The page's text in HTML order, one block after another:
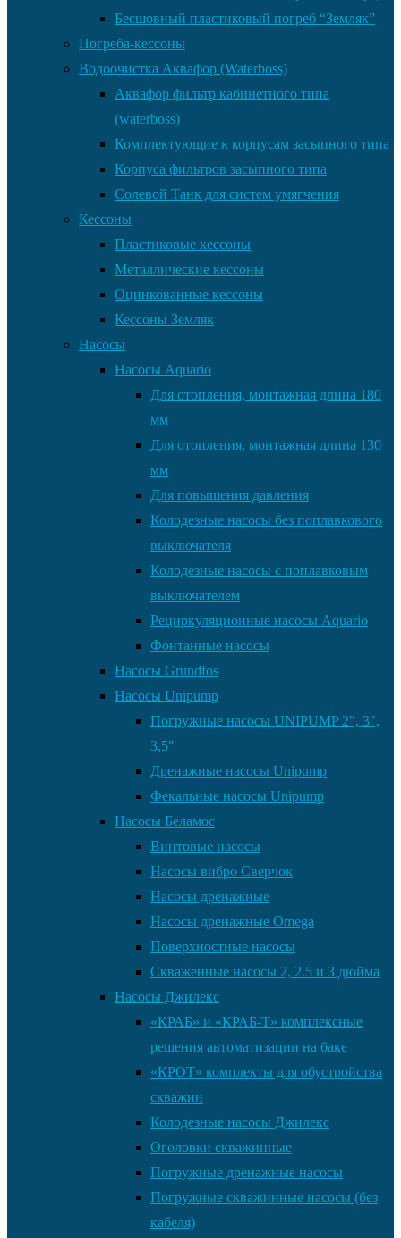
Бесшовный пластиковый погреб “Земляк”
Погреба-кессоны
Водоочистка Аквафор (Waterboss)
Аквафор фильтр кабинетного типа
(waterboss)
Комплектующие к корпусам засыпного типа
Корпуса фильтров засыпного типа
Солевой Танк для систем умягчения
Кессоны
Пластиковые кессоны
Металлические кессоны
Оцинкованные кессоны
Кессоны Земляк
Насосы
Насосы Aquario
Для отопления, монтажная длина 180
мм
Для отопления, монтажная длина 130
мм
Для повышения давления
Колодезные насосы без поплавкового
выключателя
Колодезные насосы с поплавковым
выключателем
Рециркуляционные насосы Aquario
Фонтанные насосы
Насосы Grundfos
Насосы Unipump
Погружные насосы UNIPUMP 2″, 3″,
3,5″
Дренажные насосы Unipump
Фекальные насосы Unipump
Насосы Беламос
Винтовые насосы
Насосы вибро Сверчок
Насосы дренажные
Насосы дренажные Omega
Поверхностные насосы
Скваженные насосы 2, 2.5 и 3 дюйма
Насосы Джилекс
«КРАБ» и «КРАБ-Т» комплексные
решения автоматизации на баке
«КРОТ» комплекты для обустройства
скважин
Колодезные насосы Джилекс
Оголовки скважинные
Погружные дренажные насосы
Погружные скважинные насосы (без
кабеля)